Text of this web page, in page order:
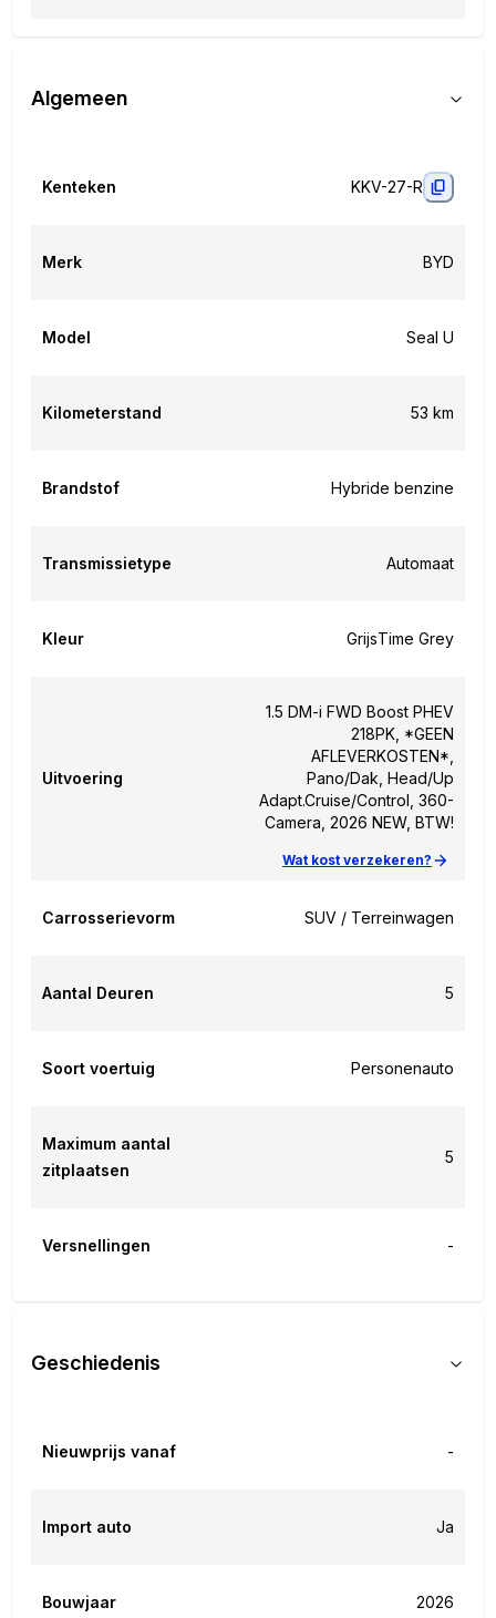
Algemeen
Kenteken KKV-27-R
Merk BYD
Model Seal U
Kilometerstand 53 km
Brandstof Hybride benzine
Transmissietype Automaat
Kleur GrijsTime Grey
Uitvoering
1.5 DM-i FWD Boost PHEV
218PK, *GEEN
AFLEVERKOSTEN*,
Pano/Dak, Head/Up
Adapt.Cruise/Control, 360-
Camera, 2026 NEW, BTW!
Wat kost verzekeren?
Carrosserievorm SUV / Terreinwagen
Aantal Deuren 5
Soort voertuig Personenauto
Maximum aantal
zitplaatsen
5
Versnellingen -
Geschiedenis
Nieuwprijs vanaf -
Import auto Ja
Bouwjaar 2026